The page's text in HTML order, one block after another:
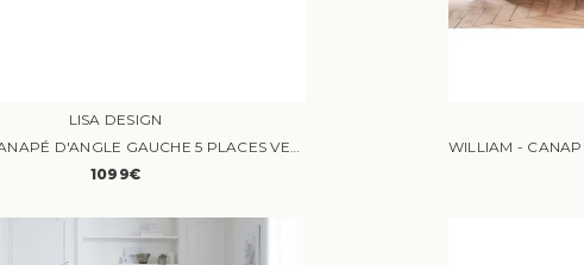
LISA DESIGN
ZARIA - CANAPÉ D'ANGLE GAUCHE 5 PLACES VELOURS VERT
1099€